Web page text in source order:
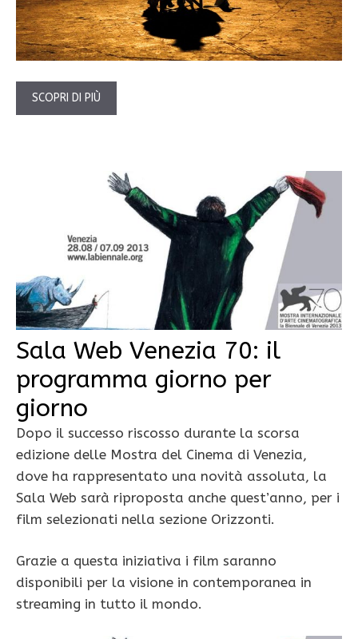
SCOPRI DI PIÙ
Sala Web Venezia 70: il
programma giorno per
giorno
Dopo il successo riscosso durante la scorsa
edizione delle Mostra del Cinema di Venezia,
dove ha rappresentato una novità assoluta, la
Sala Web sarà riproposta anche quest’anno, per i
film selezionati nella sezione Orizzonti.
Grazie a questa iniziativa i film saranno
disponibili per la visione in contemporanea in
streaming in tutto il mondo.